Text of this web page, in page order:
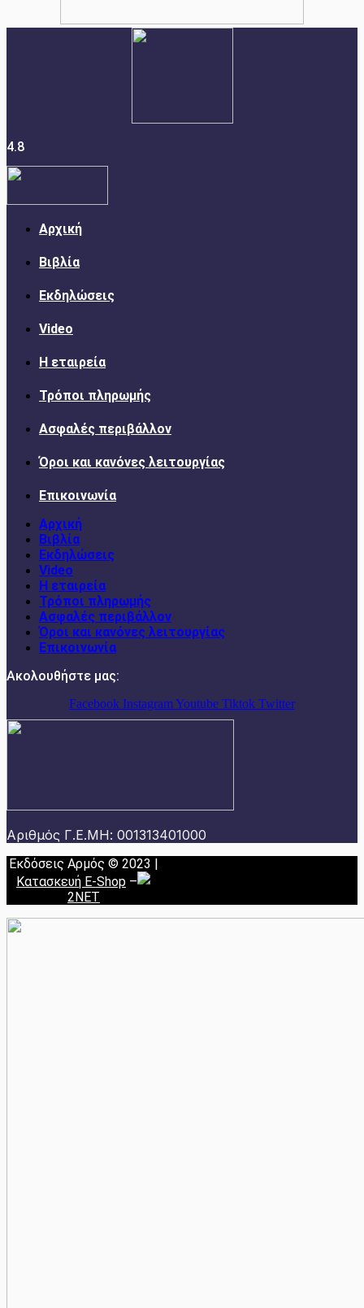
4.8
Αρχική
Βιβλία
Εκδηλώσεις
Video
Η εταιρεία
Τρόποι πληρωμής
Ασφαλές περιβάλλον
Όροι και κανόνες λειτουργίας
Επικοινωνία
Αρχική
Βιβλία
Εκδηλώσεις
Video
Η εταιρεία
Τρόποι πληρωμής
Ασφαλές περιβάλλον
Όροι και κανόνες λειτουργίας
Επικοινωνία
Ακολουθήστε μας:
Facebook InstagramYoutube Tiktok Twitter
Αριθμός Γ.Ε.ΜΗ: 001313401000
Εκδόσεις Αρμός © 2023 |
Κατασκευή E-Shop –
2NET